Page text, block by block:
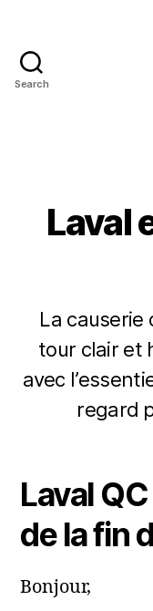
Search
Laval
La causerie
tour clair et
avec
regard
Laval QC
de la fin
Bonjour,